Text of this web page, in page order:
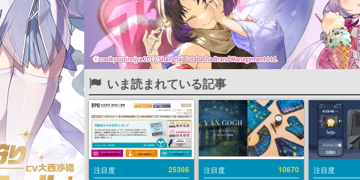
いま読まれている記事
注目度 25366 注目度 10670 注目度